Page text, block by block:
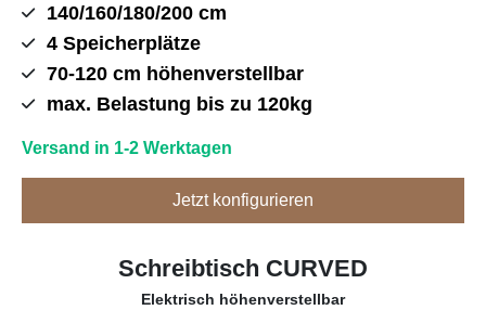
140/160/180/200 cm
4 Speicherplätze
70-120 cm höhenverstellbar
max. Belastung bis zu 120kg
Versand in 1-2 Werktagen
Jetzt konfigurieren
Schreibtisch CURVED
Elektrisch höhenverstellbar